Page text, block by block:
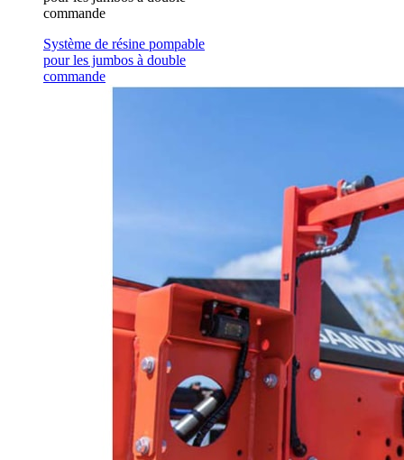
commande
Système de résine pompable
pour les jumbos à double
commande